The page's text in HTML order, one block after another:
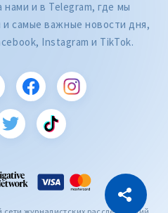
Скопировать ссылку
и в Telegram, где мы
и самые важные новости дня,
Instagram и TikTok.